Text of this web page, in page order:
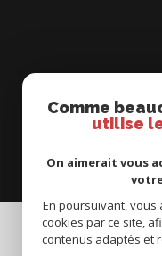
Comme
utilise
On aimerait vous
En poursuivant, vous
cookies par ce site,
contenus adaptés et